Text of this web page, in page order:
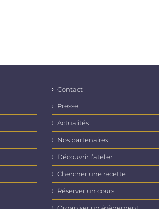
Contact
Presse
Actualités
Nos partenaires
Découvrir l’atelier
Chercher une recette
Réserver un cours